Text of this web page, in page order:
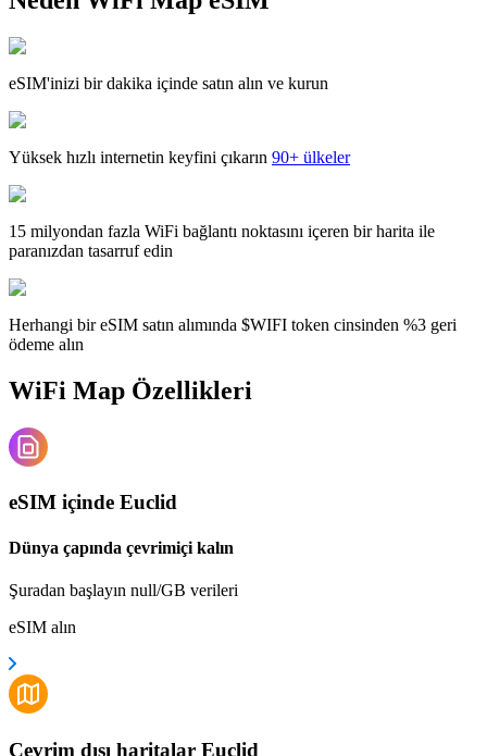
eSIM'inizi bir dakika içinde satın alın ve kurun
Yüksek hızlı internetin keyfini çıkarın 90+ ülkeler
15 milyondan fazla WiFi bağlantı noktasını içeren bir harita ile
paranızdan tasarruf edin
Herhangi bir eSIM satın alımında $WIFI token cinsinden %3 geri
ödeme alın
WiFi Map Özellikleri
eSIM içinde Euclid
Dünya çapında çevrimiçi kalın
Şuradan başlayın null/GB verileri
eSIM alın
Çevrim dışı haritalar Euclid